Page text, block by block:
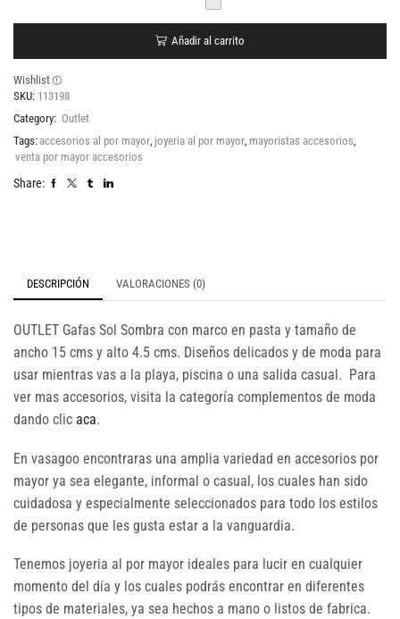
Añadir al carrito
Wishlist
SKU: 113198
Category: Outlet
Tags: accesorios al por mayor joyeria al por mayor mayoristas accesorios
venta por mayor accesorios
Share:
DESCRIPCIÓN VALORACIONES (0)
OUTLET Gafas Sol Sombra con marco en pasta y tamaño de
ancho 15 cms y alto 4.5 cms. Diseños delicados y de moda para
usar mientras vas a la playa, piscina o una salida casual. Para
ver mas accesorios, visita la categoría complementos de moda
dando clic aca.
En vasagoo encontraras una amplia variedad en accesorios por
mayor ya sea elegante, informal o casual, los cuales han sido
cuidadosa y especialmente seleccionados para todo los estilos
de personas que les gusta estar a la vanguardia.
Tenemos joyeria al por mayor ideales para lucir en cualquier
momento del día y los cuales podrás encontrar en diferentes
tipos de materiales, ya sea hechos a mano o listos de fabrica.